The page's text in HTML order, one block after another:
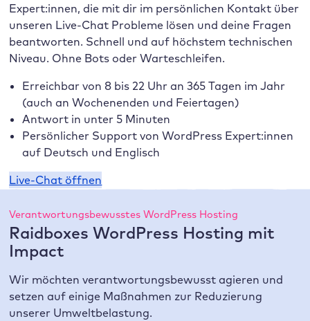
Expert:innen, die mit dir im persönlichen Kontakt über
unseren Live-Chat Probleme lösen und deine Fragen
beantworten. Schnell und auf höchstem technischen
Niveau. Ohne Bots oder Warteschleifen.
Erreichbar von 8 bis 22 Uhr an 365 Tagen im Jahr
(auch an Wochenenden und Feiertagen)
Antwort in unter 5 Minuten
Persönlicher Support von WordPress Expert:innen
auf Deutsch und Englisch
Live-Chat öffnen
Verantwortungsbewusstes WordPress Hosting
Raidboxes WordPress Hosting mit
Impact
Wir möchten verantwortungsbewusst agieren und
setzen auf einige Maßnahmen zur Reduzierung
unserer Umweltbelastung.